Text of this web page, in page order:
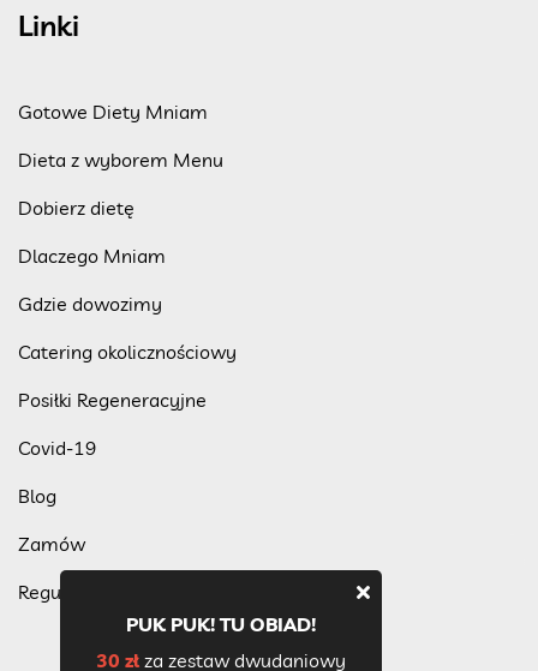
Linki
Gotowe Diety Mniam
Dieta z wyborem Menu
Dobierz dietę
Dlaczego Mniam
Gdzie dowozimy
Catering okolicznościowy
Posiłki Regeneracyjne
Covid-19
Blog
Zamów
Regulamin programu lojalnościowego
PUK PUK! TU OBIAD!
30 zł za zestaw dwudaniowy